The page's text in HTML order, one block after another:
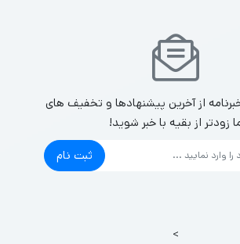
از آخرین پیشنهادها و تخفیف های
زودتر از بقیه با خبر شوید!
ثبت نام
>